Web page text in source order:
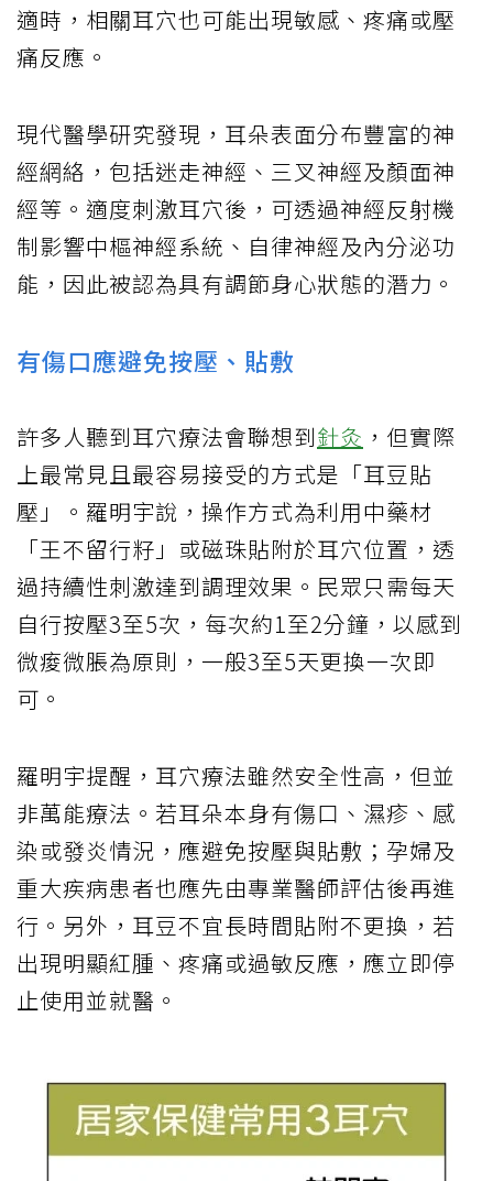
適時，相關耳穴也可能出現敏感、疼痛或壓
痛反應。
現代醫學研究發現，耳朵表面分布豐富的神
經網絡，包括迷走神經、三叉神經及顏面神
經等。適度刺激耳穴後，可透過神經反射機
制影響中樞神經系統、自律神經及內分泌功
能，因此被認為具有調節身心狀態的潛力。
有傷口應避免按壓、貼敷
許多人聽到耳穴療法會聯想到針灸 ，但實際
上最常見且最容易接受的方式是「耳豆貼
壓」。羅明宇說，操作方式為利用中藥材
「王不留行籽」或磁珠貼附於耳穴位置，透
過持續性刺激達到調理效果。民眾只需每天
自行按壓3至5次，每次約1至2分鐘，以感到
微痠微脹為原則，一般3至5天更換一次即
可。
羅明宇提醒，耳穴療法雖然安全性高，但並
非萬能療法。若耳朵本身有傷口、濕疹、感
染或發炎情況，應避免按壓與貼敷；孕婦及
重大疾病患者也應先由專業醫師評估後再進
行。另外，耳豆不宜長時間貼附不更換，若
出現明顯紅腫、疼痛或過敏反應，應立即停
止使用並就醫。